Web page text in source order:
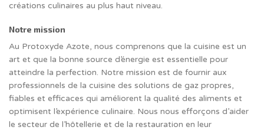
créations culinaires au plus haut niveau.
Notre mission
Au Protoxyde Azote, nous comprenons que la cuisine est un
art et que la bonne source d’énergie est essentielle pour
atteindre la perfection. Notre mission est de fournir aux
professionnels de la cuisine des solutions de gaz propres,
fiables et efficaces qui améliorent la qualité des aliments et
optimisent l’expérience culinaire. Nous nous efforçons d’aider
le secteur de l’hôtellerie et de la restauration en leur